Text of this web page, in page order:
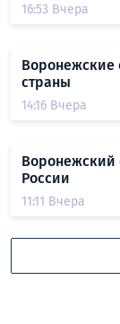
16:53 Вчера
Воронежские
страны
14:16 Вчера
Воронежский
России
11:11 Вчера